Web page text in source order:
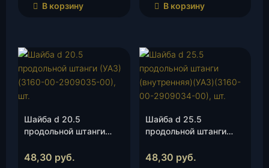
В корзину В корзину
Шайба d 20.5
продольной штанги
2909035-00), шт.
48,30 руб.
Шайба d 25.5
продольной штанги
(3160-00-2909034-00),
48,30 руб.